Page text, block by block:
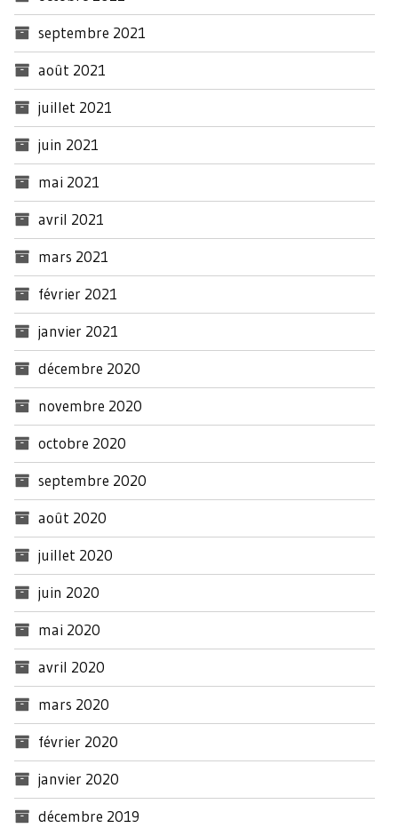
septembre 2021
août 2021
juillet 2021
juin 2021
mai 2021
avril 2021
mars 2021
février 2021
janvier 2021
décembre 2020
novembre 2020
octobre 2020
septembre 2020
août 2020
juillet 2020
juin 2020
mai 2020
avril 2020
mars 2020
février 2020
janvier 2020
décembre 2019